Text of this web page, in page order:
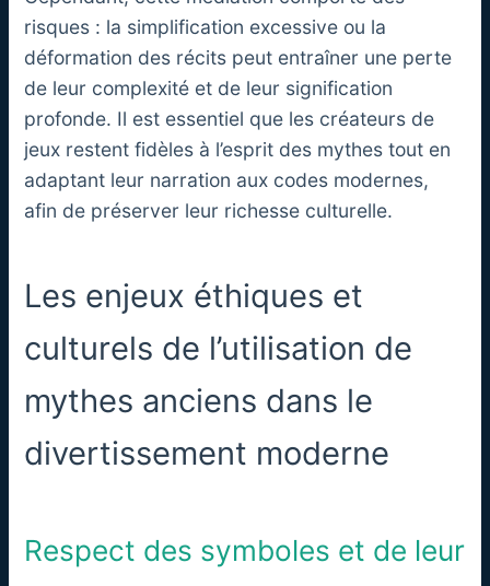
risques : la simplification excessive ou la
déformation des récits peut entraîner une perte
de leur complexité et de leur signification
profonde. Il est essentiel que les créateurs de
jeux restent fidèles à l’esprit des mythes tout en
adaptant leur narration aux codes modernes,
afin de préserver leur richesse culturelle.
Les enjeux éthiques et
culturels de l’utilisation de
mythes anciens dans le
divertissement moderne
Respect des symboles et de leur